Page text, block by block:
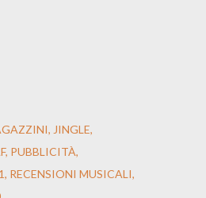
JINGLE
PUBBLICITÀ
RECENSIONI MUSICALI